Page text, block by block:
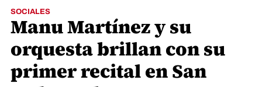
SOCIALES
Manu Martínez y su
orquesta brillan con su
primer recital en San